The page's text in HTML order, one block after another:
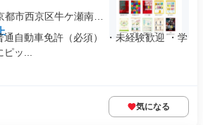
市西京区牛ケ瀬南ノ
通自動車免許（必須） ・未経験歓迎 ・学
ッ...
気になる